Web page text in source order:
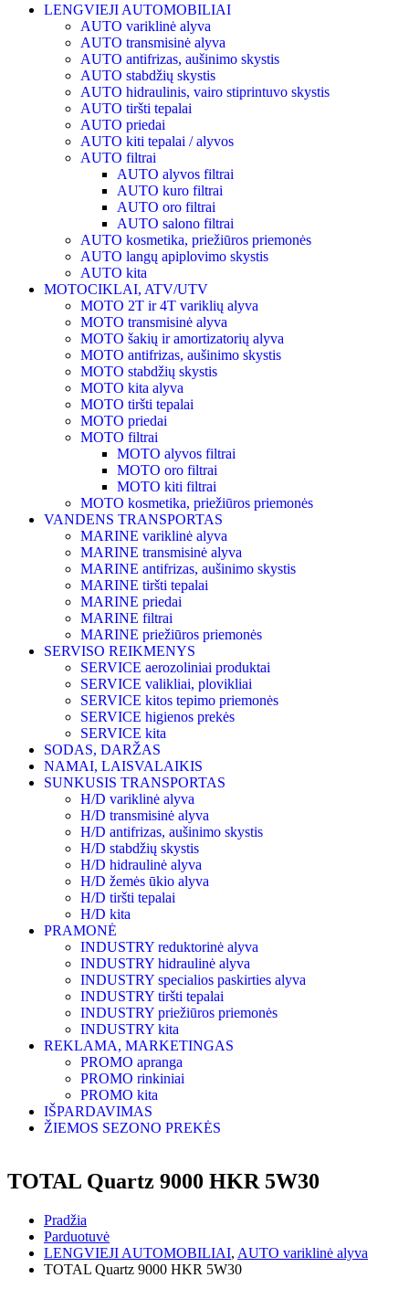
LENGVIEJI AUTOMOBILIAI
AUTO variklinė alyva
AUTO transmisinė alyva
AUTO antifrizas, aušinimo skystis
AUTO stabdžių skystis
AUTO hidraulinis, vairo stiprintuvo skystis
AUTO tiršti tepalai
AUTO priedai
AUTO kiti tepalai / alyvos
AUTO filtrai
AUTO alyvos filtrai
AUTO kuro filtrai
AUTO oro filtrai
AUTO salono filtrai
AUTO kosmetika, priežiūros priemonės
AUTO langų apiplovimo skystis
AUTO kita
MOTOCIKLAI, ATV/UTV
MOTO 2T ir 4T variklių alyva
MOTO transmisinė alyva
MOTO šakių ir amortizatorių alyva
MOTO antifrizas, aušinimo skystis
MOTO stabdžių skystis
MOTO kita alyva
MOTO tiršti tepalai
MOTO priedai
MOTO filtrai
MOTO alyvos filtrai
MOTO oro filtrai
MOTO kiti filtrai
MOTO kosmetika, priežiūros priemonės
VANDENS TRANSPORTAS
MARINE variklinė alyva
MARINE transmisinė alyva
MARINE antifrizas, aušinimo skystis
MARINE tiršti tepalai
MARINE priedai
MARINE filtrai
MARINE priežiūros priemonės
SERVISO REIKMENYS
SERVICE aerozoliniai produktai
SERVICE valikliai, plovikliai
SERVICE kitos tepimo priemonės
SERVICE higienos prekės
SERVICE kita
SODAS, DARŽAS
NAMAI, LAISVALAIKIS
SUNKUSIS TRANSPORTAS
H/D variklinė alyva
H/D transmisinė alyva
H/D antifrizas, aušinimo skystis
H/D stabdžių skystis
H/D hidraulinė alyva
H/D žemės ūkio alyva
H/D tiršti tepalai
H/D kita
PRAMONĖ
INDUSTRY reduktorinė alyva
INDUSTRY hidraulinė alyva
INDUSTRY specialios paskirties alyva
INDUSTRY tiršti tepalai
INDUSTRY priežiūros priemonės
INDUSTRY kita
REKLAMA, MARKETINGAS
PROMO apranga
PROMO rinkiniai
PROMO kita
IŠPARDAVIMAS
ŽIEMOS SEZONO PREKĖS
TOTAL Quartz 9000 HKR 5W30
Pradžia
Parduotuvė
LENGVIEJI AUTOMOBILIAI, AUTO variklinė alyva
TOTAL Quartz 9000 HKR 5W30